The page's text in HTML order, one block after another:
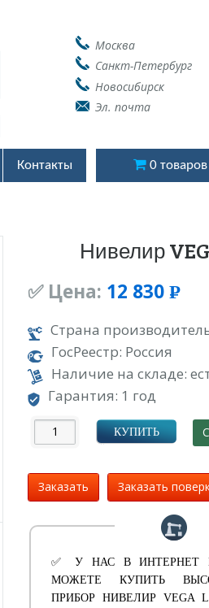
Москва
Санкт-Петербург
Новосибирск
Эл. почта
Контакты 0 товаров
Нивелир
✅ Цена: 12 830 Р
УБ.
Страна
ГосРеестр: Россия
Наличие на складе:
Гарантия: 1 год
КУПИТЬ
Заказать Заказать
✅ У НАС В ИНТЕРНЕТ
МОЖЕТЕ КУПИТЬ
ПРИБОР НИВЕЛИР VEGA